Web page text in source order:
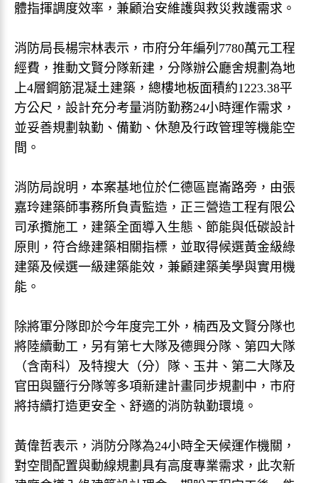
體指揮調度效率，兼顧治安維護與救災救護需求。
消防局長楊宗林表示，市府分年編列7780萬元工程
經費，推動文賢分隊新建，分隊辦公廳舍規劃為地
上4層鋼筋混凝土建築，總樓地板面積約1223.38平
方公尺，設計充分考量消防勤務24小時運作需求，
並妥善規劃執勤、備勤、休憩及行政管理等機能空
間。
消防局說明，本案基地位於仁德區崑崙路旁，由張
嘉玲建築師事務所負責監造，正三營造工程有限公
司承攬施工，建築全面導入生態、節能與低碳設計
原則，符合綠建築相關指標，並取得候選黃金級綠
建築及候選一級建築能效，兼顧建築美學與實用機
能。
除將軍分隊即於今年度完工外，楠西及文賢分隊也
將陸續動工，另有第七大隊及德興分隊、第四大隊
（含南科）及特搜大（分）隊、玉井、第二大隊及
官田與鹽行分隊等多項新建計畫同步規劃中，市府
將持續打造更安全、舒適的消防執勤環境。
黃偉哲表示，消防分隊為24小時全天候運作機關，
對空間配置與動線規劃具有高度專業需求，此次新